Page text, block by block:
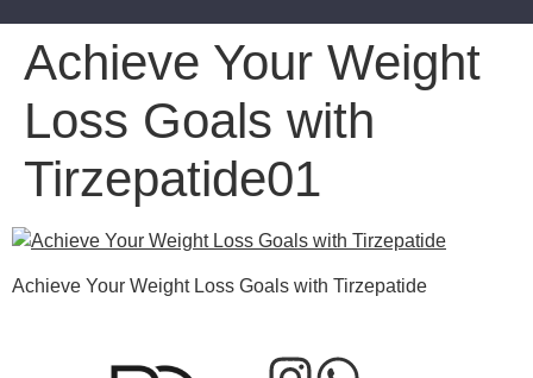
Achieve Your Weight
Loss Goals with
Tirzepatide01
Achieve Your Weight Loss Goals with Tirzepatide